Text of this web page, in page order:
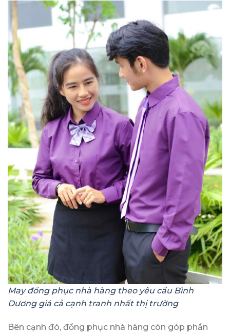
May đồng phục nhà hàng theo yêu cầu Bình
Dương giá cả cạnh tranh nhất thị trường
Bên cạnh đó, đồng phục nhà hàng còn góp phần